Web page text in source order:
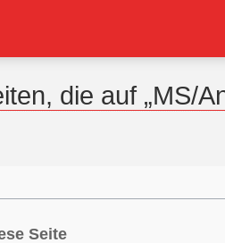
die auf „MS/
Seite